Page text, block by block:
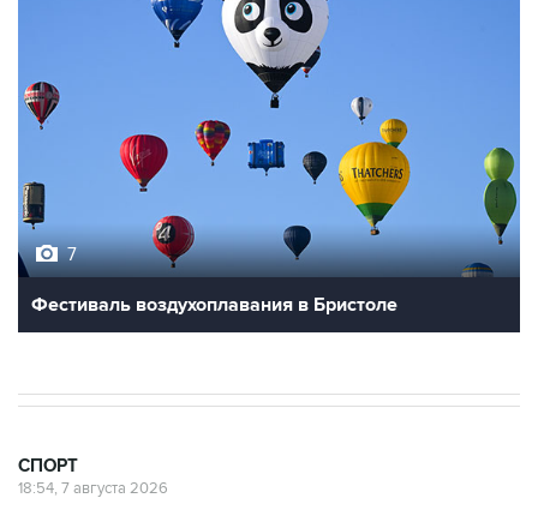
7
Фестиваль воздухоплавания в Бристоле
СПОРТ
18:54, 7 августа 2026